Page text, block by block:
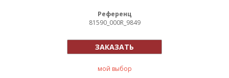
Референц
81590_000R_9849
ЗАКАЗАТЬ
мой выбор